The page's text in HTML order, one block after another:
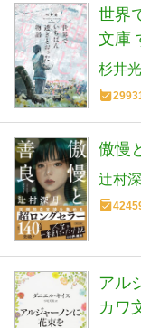
世界
文庫
杉井光
傲慢
辻村
アル
カワ